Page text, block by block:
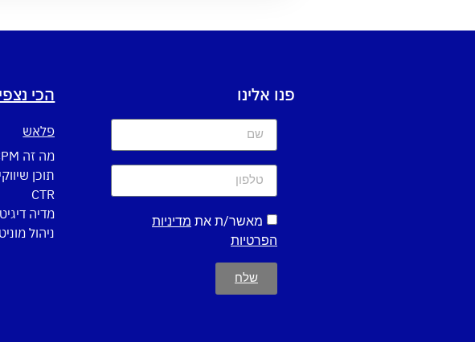
פנו אלינו
מאשר/ת את מדיניות
הפרטיות
שלח
הכי
פלאש
מה זה CPM
תוכן
CTR
מדיה
ניהול